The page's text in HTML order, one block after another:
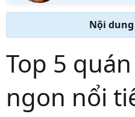
Nội
Top 5
ngon nổi